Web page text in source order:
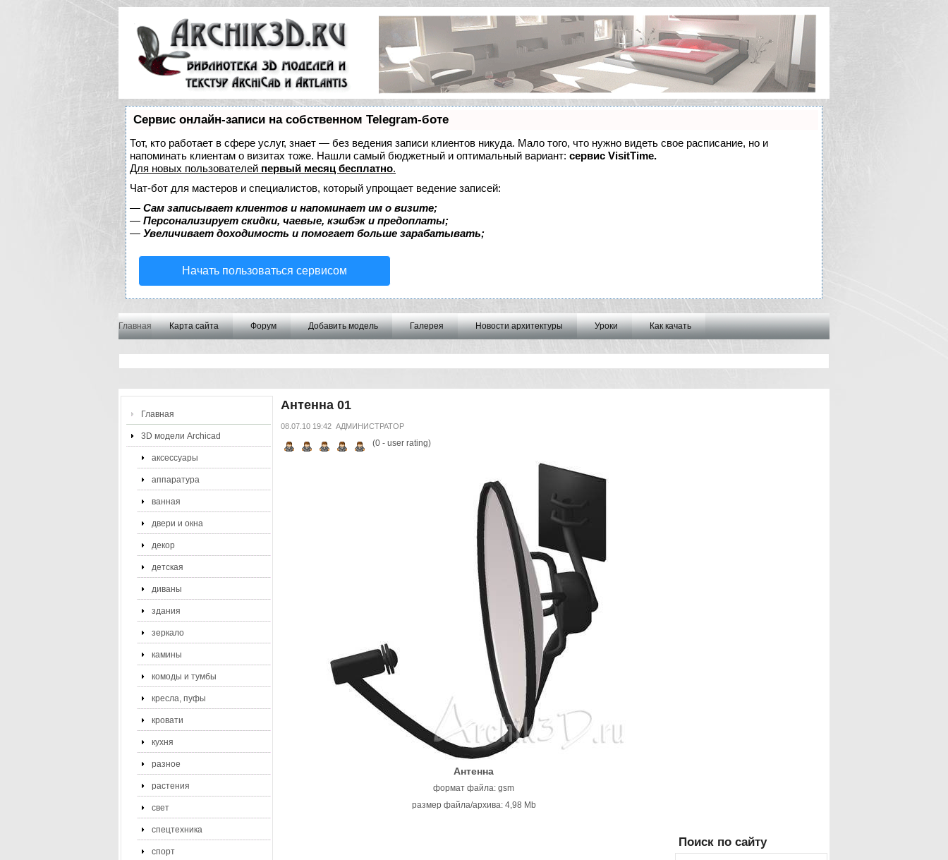
Сервис онлайн-записи на собственном Telegram-боте
Тот, кто работает в сфере услуг, знает — без ведения записи клиентов никуда. Мало того, что нужно видеть свое расписание, но и
напоминать клиентам о визитах тоже. Нашли самый бюджетный и оптимальный вариант: сервис VisitTime.
Для новых пользователей первый месяц бесплатно.
Чат-бот для мастеров и специалистов, который упрощает ведение записей:
— Сам записывает клиентов и напоминает им о визите;
— Персонализирует скидки, чаевые, кэшбэк и предоплаты;
— Увеличивает доходимость и помогает больше зарабатывать;
Начать пользоваться сервисом
Главная Карта сайта Форум Добавить модель Галерея Новости архитектуры Уроки Как качать
Главная
3D модели Archicad
аксессуары
аппаратура
ванная
двери и окна
декор
детская
диваны
здания
зеркало
камины
комоды и тумбы
кресла, пуфы
кровати
кухня
разное
растения
свет
спецтехника
спорт
Антенна 01
08.07.10 19:42 АДМИНИСТРАТОР
(0- user rating)
Антенна
формат файла: gsm
размер файла/архива: 4,98 Mb
Поиск по сайту